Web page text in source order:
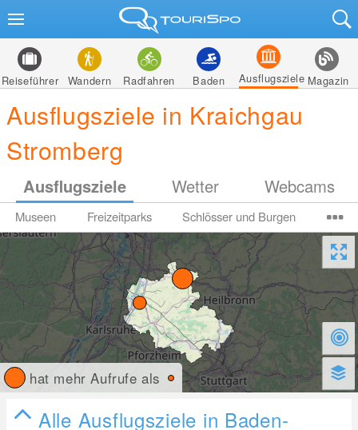
Reiseführer Wandern Radfahren Baden Ausflugsziele Magazin
Ausflugsziele in Kraichgau
Stromberg
Ausflugsziele Wetter Webcams
Museen Freizeitparks Schlösser und Burgen
hat mehr Aufrufe als
Alle Ausflugsziele in Baden-